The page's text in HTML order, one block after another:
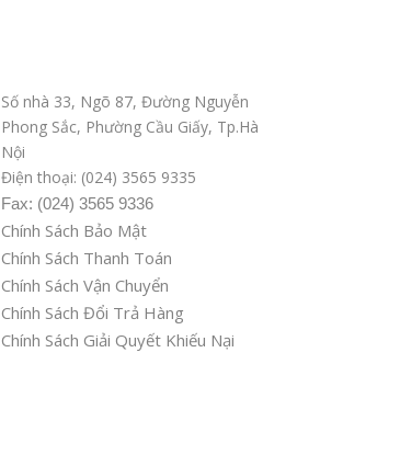
Số nhà 33, Ngõ 87, Đường Nguyễn
Phong Sắc, Phường Cầu Giấy, Tp.Hà
Nội
Điện thoại: (024) 3565 9335
Fax: (024) 3565 9336
Chính Sách Bảo Mật
Chính Sách Thanh Toán
Chính Sách Vận Chuyển
Chính Sách Đổi Trả Hàng
Chính Sách Giải Quyết Khiếu Nại